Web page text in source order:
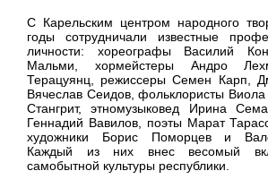
С Карельским центром народного
годы сотрудничали известные
личности: хореографы Василий
Мальми, хормейстеры Андро
Терацуянц, режиссеры Семен Карп,
Вячеслав Сеидов, фольклористы
Стангрит, этномузыковед Ирина
Геннадий Вавилов, поэты Марат
художники Борис Поморцев и
Каждый из них внес весомый
самобытной культуры республики.